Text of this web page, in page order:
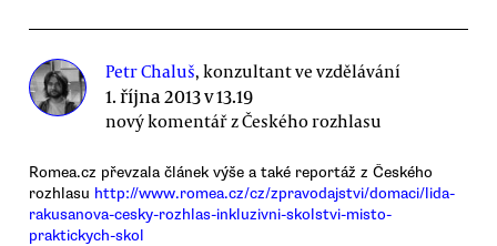
Petr Chaluš, konzultant ve vzdělávání
1. října 2013 v 13.19
nový komentář z Českého rozhlasu
Romea.cz převzala článek výše a také reportáž z Českého
rozhlasu http://www.romea.cz/cz/zpravodajstvi/domaci/lida-
rakusanova-cesky-rozhlas-inkluzivni-skolstvi-misto-
praktickych-skol